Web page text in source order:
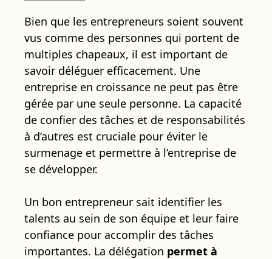
Bien que les entrepreneurs soient souvent
vus comme des personnes qui portent de
multiples chapeaux, il est important de
savoir déléguer efficacement. Une
entreprise en croissance ne peut pas être
gérée par une seule personne. La capacité
de confier des tâches et de responsabilités
à d’autres est cruciale pour éviter le
surmenage et permettre à l’entreprise de
se développer.
Un bon entrepreneur sait identifier les
talents au sein de son équipe et leur faire
confiance pour accomplir des tâches
importantes. La délégation permet à